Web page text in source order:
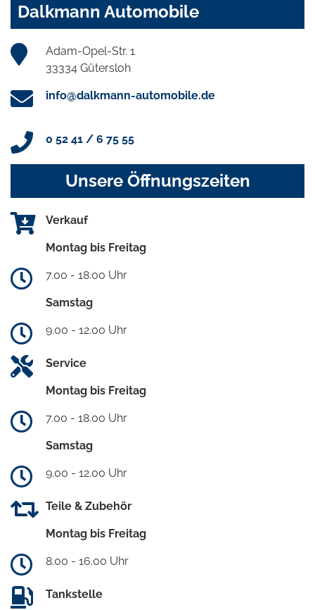
Dalkmann Automobile
Adam-Opel-Str. 1
33334 Gütersloh
info@dalkmann-automobile.de
0 52 41 / 6 75 55
Unsere Öffnungszeiten
Verkauf
Montag bis Freitag
7.00 - 18.00 Uhr
Samstag
9.00 - 12.00 Uhr
Service
Montag bis Freitag
7.00 - 18.00 Uhr
Samstag
9.00 - 12.00 Uhr
Teile & Zubehör
Montag bis Freitag
8.00 - 16.00 Uhr
Tankstelle